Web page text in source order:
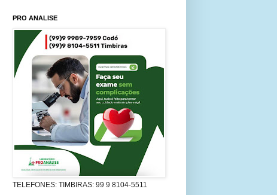
PRO ANALISE
TELEFONES: TIMBIRAS: 99 9 8104-5511